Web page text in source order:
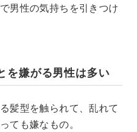
男性の気持ちを引きつけ
を嫌がる男性は多い
髪型を触られて、乱れて
ても嫌なもの。